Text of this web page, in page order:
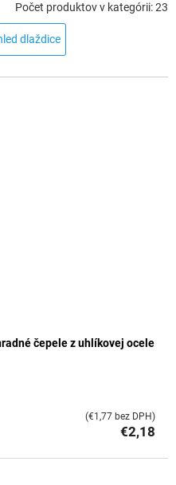
Počet produktov v kategórii: 23
dlaždice
čepele z uhlíkovej ocele
€2,18
(€1,77 bez DPH)